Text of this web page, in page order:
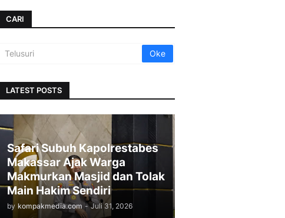
CARI
LATEST POSTS
Safari Subuh Kapolrestabes
Makassar Ajak Warga
Makmurkan Masjid dan Tolak
Main Hakim Sendiri
by kompakmedia.com - Juli 31, 2026